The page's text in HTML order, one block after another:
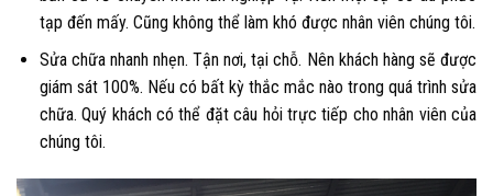
tạp đến mấy. Cũng không thể làm khó được nhân viên chúng tôi.
Sửa chữa nhanh nhẹn. Tận nơi, tại chỗ. Nên khách hàng sẽ được
giám sát 100%. Nếu có bất kỳ thắc mắc nào trong quá trình sửa
chữa. Quý khách có thể đặt câu hỏi trực tiếp cho nhân viên của
chúng tôi.